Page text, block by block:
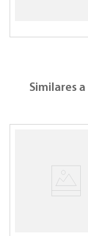
Similares a